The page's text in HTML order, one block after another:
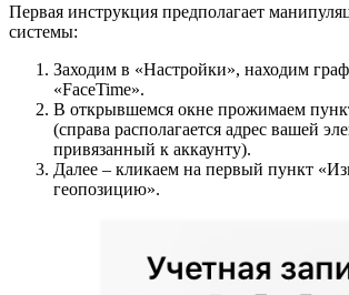
Первая инструкция предполагает
системы:
Заходим в «Настройки», находим
«FaceTime».
В открывшемся окне прожимаем
(справа располагается адрес вашей
привязанный к аккаунту).
Далее – кликаем на первый пункт
геопозицию».